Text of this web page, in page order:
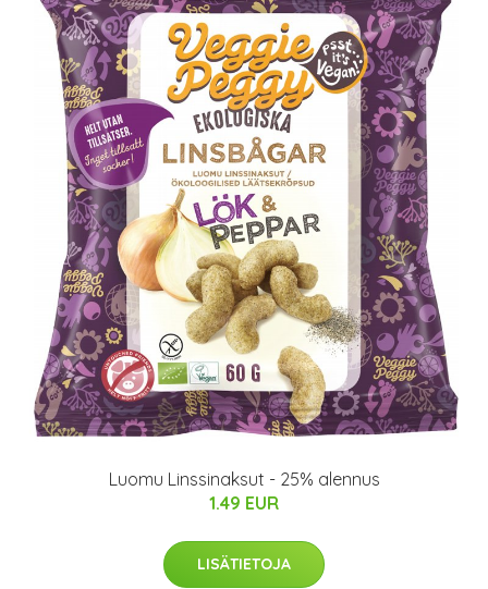
Luomu Linssinaksut - 25% alennus
1.49 EUR
LISÄTIETOJA